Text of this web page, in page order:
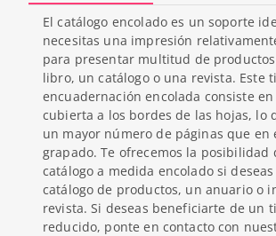
El catálogo encolado es un soporte
necesitas una impresión
para presentar multitud de
libro, un catálogo o una revista. Este
encuadernación encolada consiste
cubierta a los bordes de las hojas, lo
un mayor número de páginas que en
grapado. Te ofrecemos la posibilidad
catálogo a medida encolado si
catálogo de productos, un anuario o
revista. Si deseas beneficiarte de un
reducido, ponte en contacto con